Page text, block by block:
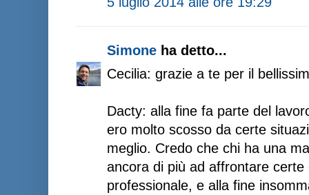
Simone ha detto...
Cecilia: grazie a te per il
Dacty: alla fine fa parte del
ero molto scosso da certe
meglio. Credo che chi ha una
ancora di più ad affrontare certe
professionale, e alla fine